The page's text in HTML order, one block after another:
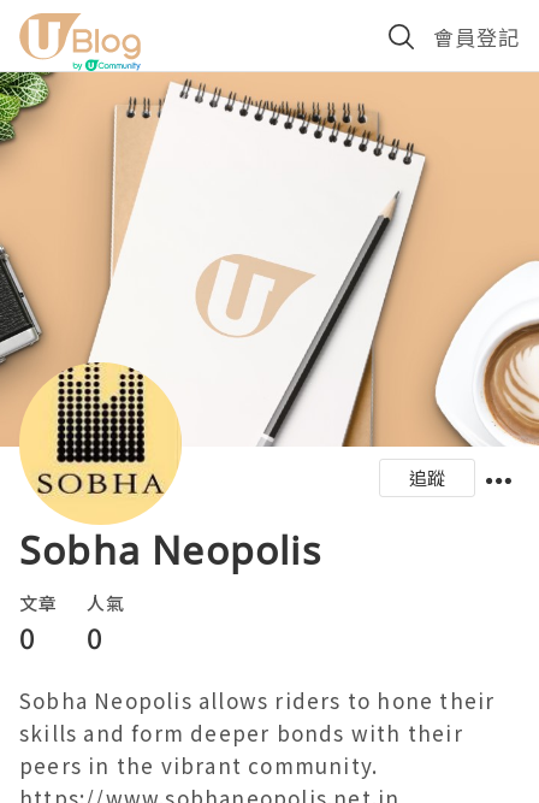
會員登記
追蹤
Sobha Neopolis
文章
0
人氣
0
Sobha Neopolis allows riders to hone their
skills and form deeper bonds with their
peers in the vibrant community.